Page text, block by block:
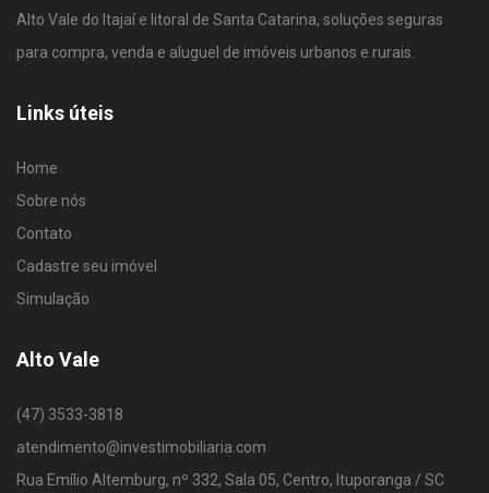
Alto Vale do Itajaí e litoral de Santa Catarina, soluções seguras
para compra, venda e aluguel de imóveis urbanos e rurais.
Links úteis
Home
Sobre nós
Contato
Cadastre seu imóvel
Simulação
Alto Vale
(47) 3533-3818
atendimento@investimobiliaria.com
Rua Emílio Altemburg, nº 332, Sala 05, Centro, Ituporanga / SC